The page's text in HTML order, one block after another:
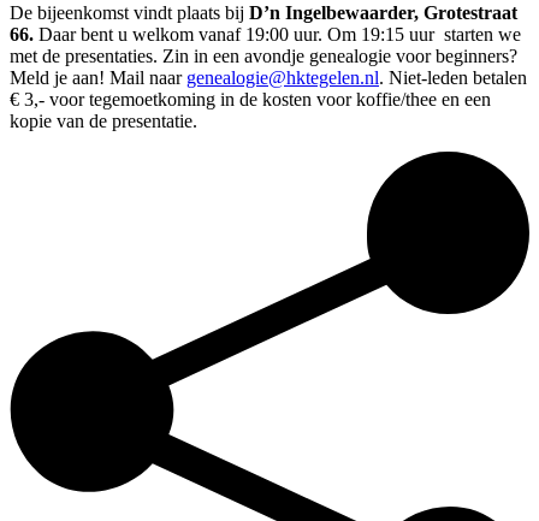
De bijeenkomst vindt plaats bij D’n Ingelbewaarder, Grotestraat
66. Daar bent u welkom vanaf 19:00 uur. Om 19:15 uur starten we
met de presentaties. Zin in een avondje genealogie voor beginners?
Meld je aan! Mail naar genealogie@hktegelen.nl. Niet-leden betalen
€ 3,- voor tegemoetkoming in de kosten voor koffie/thee en een
kopie van de presentatie.